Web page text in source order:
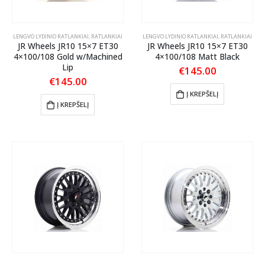
LENGVO LYDINIO RATLANKIAI, RATLANKIAI
JR Wheels JR10 15×7 ET30
4×100/108 Gold w/Machined
Lip
€145.00
Į KREPŠELĮ
LENGVO LYDINIO RATLANKIAI, RATLANKIAI
JR Wheels JR10 15×7 ET30
4×100/108 Matt Black
€145.00
Į KREPŠELĮ